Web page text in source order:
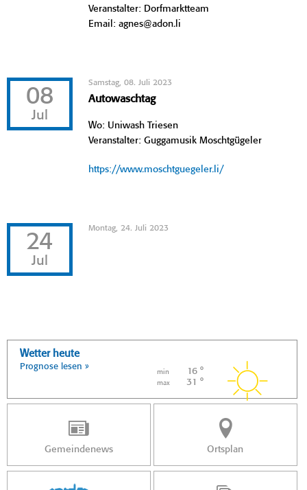
Veranstalter: Dorfmarktteam
Email: agnes@adon.li
08
Jul
Samstag, 08. Juli 2023
Autowaschtag
Wo: Uniwash Triesen
Veranstalter: Guggamusik Moschtgügeler
https://www.moschtguegeler.li/
24
Jul
Montag, 24. Juli 2023
Wetter heute
Prognose lesen »
min 16 °
max 31 °
Gemeindenews Ortsplan